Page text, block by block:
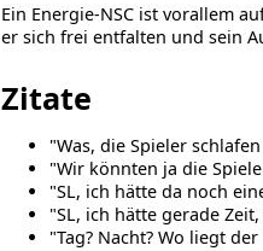
Ein Energie-NSC ist vorallem
er sich frei entfalten und sein
Zitate
"Was, die Spieler
"Wir könnten ja die
"SL, ich hätte da noch
"SL, ich hätte gerade
"Tag? Nacht? Wo liegt